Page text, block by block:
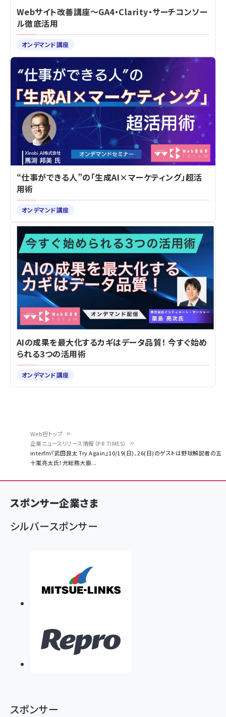
く
ず
Web担トップ
企業ニュースリリース情報（PR TIMES）
interfm『武田良太 Try Again』10/19(日)、26(日)のゲストは野球解説者の五
十嵐亮太氏！元総務大臣...
Webサイト改善講座～GA4・Clarity・サーチコンソー
ル徹底活用
オンデマンド講座
“仕事ができる人”の「生成AI×マーケティング」超活
用術
オンデマンド講座
AIの成果を最大化するカギはデータ品質！ 今すぐ始め
られる3つの活用術
オンデマンド講座
スポンサー企業さま
シルバースポンサー
スポンサー